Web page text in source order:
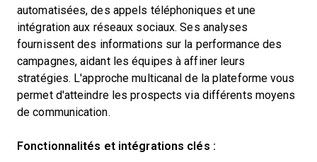
automatisées, des appels téléphoniques et une
intégration aux réseaux sociaux. Ses analyses
fournissent des informations sur la performance des
campagnes, aidant les équipes à affiner leurs
stratégies. L'approche multicanal de la plateforme vous
permet d'atteindre les prospects via différents moyens
de communication.
Fonctionnalités et intégrations clés :